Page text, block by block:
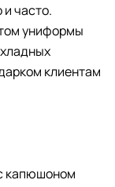
и часто.
униформы
клиентам
капюшоном